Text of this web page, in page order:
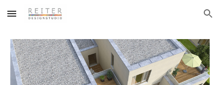
Skip to main content Skip to navigation